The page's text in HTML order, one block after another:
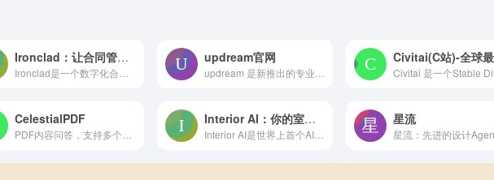
Ironclad：让合同管理变得简单 updream官网
CelestialPDF Interior AI：你的室内设计AI助手
Interior AI是世界上首个AI室内设计师。你只需要拍摄你自己的室内照片，然后使用Interior AI将其转换成新的风格。你可以从Interior AI那里获取室内设计的灵感和新的设计理念。
星流